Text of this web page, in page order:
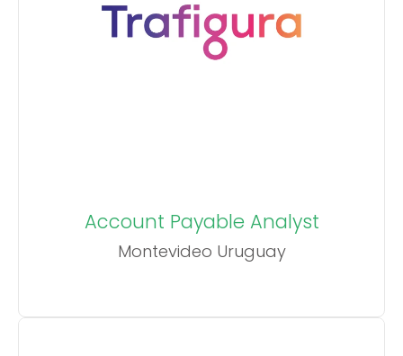
Account Payable Analyst
Montevideo Uruguay